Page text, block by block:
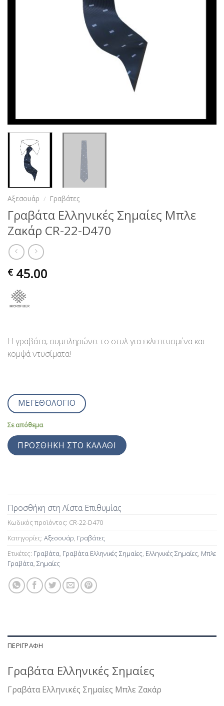
Αξεσουάρ / Γραβάτες
Γραβάτα Ελληνικές Σημαίες Μπλε
Ζακάρ CR-22-D470
€ 45.00
Η γραβάτα, συμπληρώνει το στυλ για εκλεπτυσμένα και
κομψά ντυσίματα!
ΜΕΓΕΘΟΛΟΓΙΟ
Σε απόθεμα
ΠΡΟΣΘΉΚΗ ΣΤΟ ΚΑΛΆΘΙ
Προσθήκη στη Λίστα Επιθυμίας
Κωδικός προϊόντος: CR-22-D470
Κατηγορίες: Αξεσουάρ, Γραβάτες
Ετικέτες: Γραβάτα, Γραβάτα Ελληνικές Σημαίες, Ελληνικές Σημαίες, Μπλε
Γραβάτα, Σημαίες
ΠΕΡΙΓΡΑΦΉ
Γραβάτα Ελληνικές Σημαίες
Γραβάτα Ελληνικές Σημαίες Μπλε Ζακάρ